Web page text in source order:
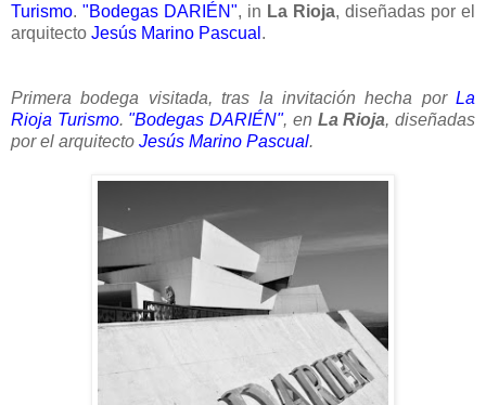
Turismo. "Bodegas DARIÉN", in La Rioja, diseñadas por el
arquitecto Jesús Marino Pascual .
Primera bodega visitada, tras la invitación hecha por La
Rioja Turismo. "Bodegas DARIÉN", en La Rioja, diseñadas
por el arquitecto Jesús Marino Pascual.